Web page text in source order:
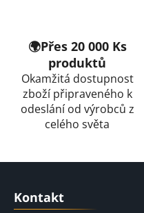
🌍Přes 20 000 Ks
produktů
Okamžitá dostupnost
zboží připraveného k
odeslání od výrobců z
celého světa
Kontakt